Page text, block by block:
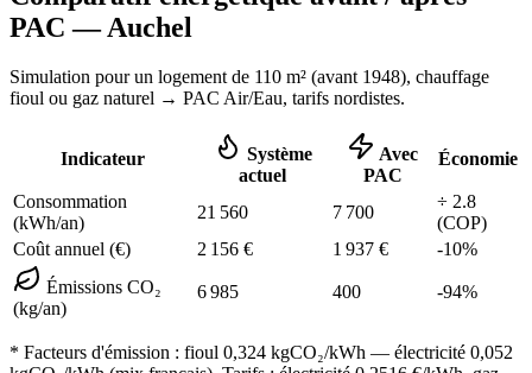
PAC —Auchel
Simulation pour un logement de 110 m² (avant 1948), chauffage
fioul ou gaz naturel → PAC Air/Eau, tarifs nordistes.
Indicateur
Système
actuel
Avec
PAC
Économie
Consommation
(kWh/an)
21 560 7 700
÷ 2.8
(COP)
Coût annuel (€)
2 156 € 1 937 € -10%
Émissions CO₂
(kg/an)
6 985 400 -94%
* Facteurs d'émission : fioul 0,324 kgCO₂/kWh — électricité 0,052